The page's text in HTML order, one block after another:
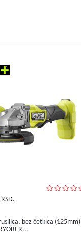
RSD.
bez četkica (125mm)
R...